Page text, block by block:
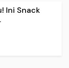
Ini Snack